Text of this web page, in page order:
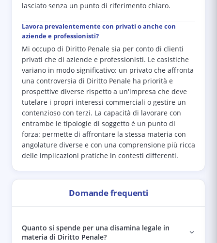
lasciato senza un punto di riferimento chiaro.
Lavora prevalentemente con privati o anche con
aziende e professionisti?
Mi occupo di Diritto Penale sia per conto di clienti
privati che di aziende e professionisti. Le casistiche
variano in modo significativo: un privato che affronta
una controversia di Diritto Penale ha priorità e
prospettive diverse rispetto a un'impresa che deve
tutelare i propri interessi commerciali o gestire un
contenzioso con terzi. La capacità di lavorare con
entrambe le tipologie di soggetto è un punto di
forza: permette di affrontare la stessa materia con
angolature diverse e con una comprensione più ricca
delle implicazioni pratiche in contesti differenti.
Domande frequenti
Quanto si spende per una disamina legale in
materia di Diritto Penale?